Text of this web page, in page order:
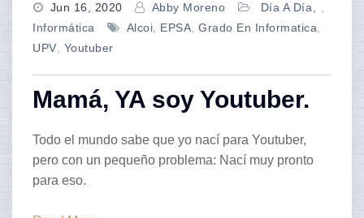
Jun 16, 2020 Abby Moreno Día A Día
,
Informática
Alcoi, EPSA, Grado En Informatica,
UPV, Youtuber
Mamá, YA soy Youtuber.
Todo el mundo sabe que yo nací para Youtuber,
pero con un pequeño problema: Nací muy pronto
para eso.